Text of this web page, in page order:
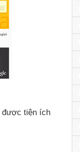
được tiện ích